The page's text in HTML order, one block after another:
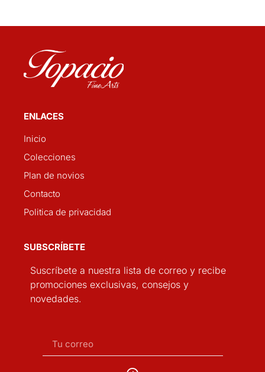
ENLACES
Inicio
Colecciones
Plan de novios
Contacto
Politica de privacidad
SUBSCRÍBETE
Suscríbete a nuestra lista de correo y recibe
promociones exclusivas, consejos y
novedades.